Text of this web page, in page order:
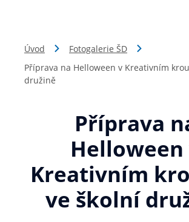
Úvod
Fotogalerie ŠD
Příprava na Helloween v Kreativním
družině
Příprava
Helloween
Kreativním
ve školní